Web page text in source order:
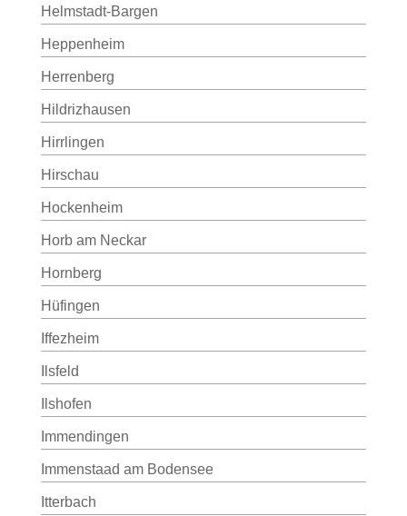
Helmstadt-Bargen
Heppenheim
Herrenberg
Hildrizhausen
Hirrlingen
Hirschau
Hockenheim
Horb am Neckar
Hornberg
Hüfingen
Iffezheim
Ilsfeld
Ilshofen
Immendingen
Immenstaad am Bodensee
Itterbach